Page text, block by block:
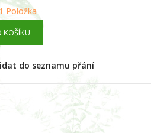
1 Položka
KOŠÍKU
do seznamu přání